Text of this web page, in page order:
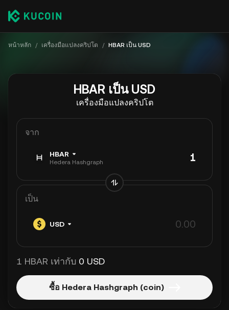
หน้าหลัก / เครื่องมือแปลงคริปโต / HBAR เป็น USD
HBAR เป็น USD
เครื่องมือแปลงคริปโต
จาก
HBAR
Hedera Hashgraph
เป็น
USD
1 HBAR เท่ากับ 0 USD
ซื้อ Hedera Hashgraph (coin)